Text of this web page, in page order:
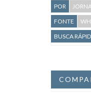
POR
FONTE
BUSCA